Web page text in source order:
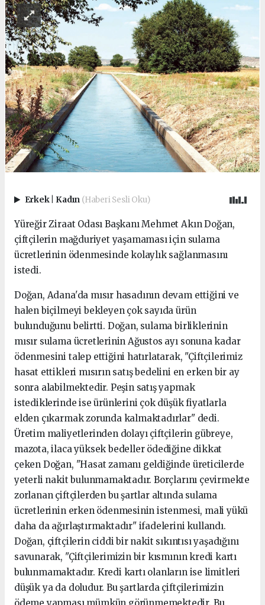
Erkek Kadın (Haberi Sesli Oku)
Yüreğir Ziraat Odası Başkanı Mehmet Akın Doğan,
çiftçilerin mağduriyet yaşamaması için sulama
ücretlerinin ödenmesinde kolaylık sağlanmasını
istedi.
Doğan, Adana'da mısır hasadının devam ettiğini ve
halen biçilmeyi bekleyen çok sayıda ürün
bulunduğunu belirtti. Doğan, sulama birliklerinin
mısır sulama ücretlerinin Ağustos ayı sonuna kadar
ödenmesini talep ettiğini hatırlatarak, "Çiftçilerimiz
hasat ettikleri mısırın satış bedelini en erken bir ay
sonra alabilmektedir. Peşin satış yapmak
istediklerinde ise ürünlerini çok düşük fiyatlarla
elden çıkarmak zorunda kalmaktadırlar" dedi.
Üretim maliyetlerinden dolayı çiftçilerin gübreye,
mazota, ilaca yüksek bedeller ödediğine dikkat
çeken Doğan, "Hasat zamanı geldiğinde üreticilerde
yeterli nakit bulunmamaktadır. Borçlarını çevirmekte
zorlanan çiftçilerden bu şartlar altında sulama
ücretlerinin erken ödenmesinin istenmesi, mali yükü
daha da ağırlaştırmaktadır" ifadelerini kullandı.
Doğan, çiftçilerin ciddi bir nakit sıkıntısı yaşadığını
savunarak, "Çiftçilerimizin bir kısmının kredi kartı
bulunmamaktadır. Kredi kartı olanların ise limitleri
düşük ya da doludur. Bu şartlarda çiftçilerimizin